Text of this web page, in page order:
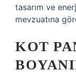
tasarım ve
mevzuatına
KOT